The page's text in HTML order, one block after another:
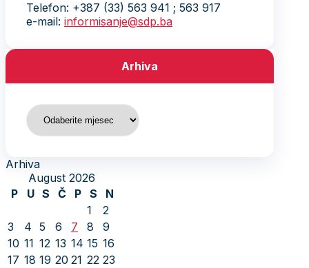
Telefon: +387 (33) 563 941 ; 563 917
e-mail: informisanje@sdp.ba
Arhiva
Arhiva
Arhiva
August 2026
P
U S Č P S
N
1
2
3
4 5 6 7 8
9
10 11 12 13 14 15 16
17 18 19 20 21 22 23